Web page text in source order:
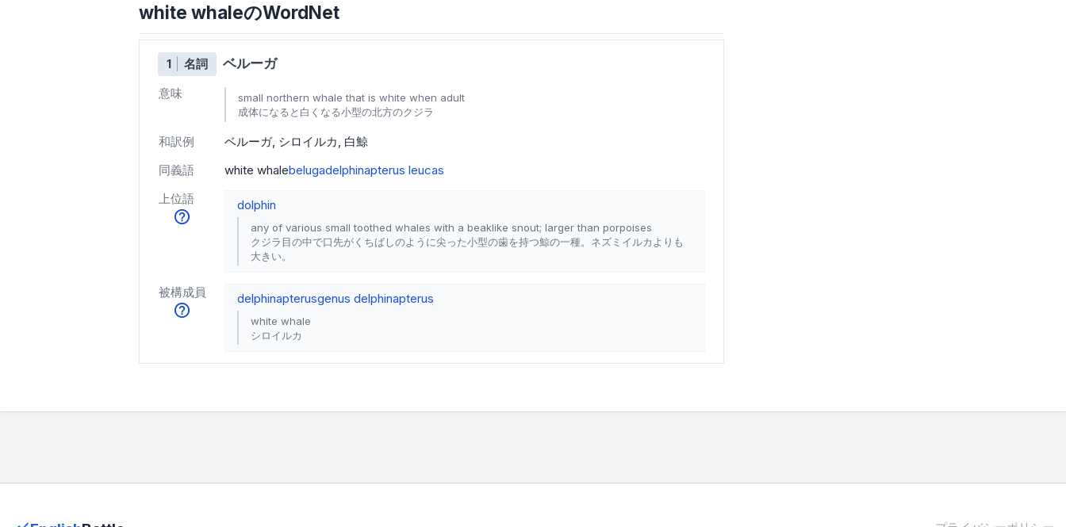
white whaleのWordNet
1 名詞 ベルーガ
意味
small northern whale that is white when adult
成体になると白くなる小型の北方のクジラ
和訳例 ベルーガ シロイルカ 白鯨
同義語
white whalebelugadelphinapterus leucas
上位語
dolphin
any of various small toothed whales with a beaklike snout; larger than porpoises
クジラ目の中で口先がくちばしのように尖った小型の歯を持つ鯨の一種。ネズミイルカよりも
大きい。
被構成員 delphinapterusgenus delphinapterus
white whale
シロイルカ